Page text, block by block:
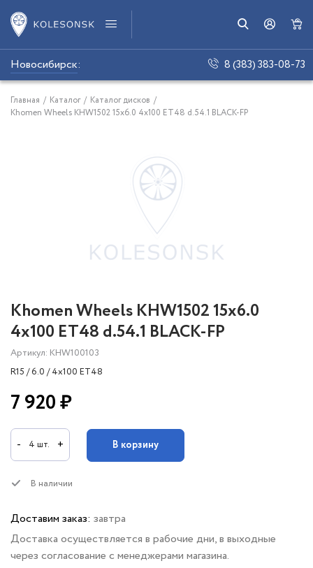
Новосибирск: 8 (383) 383-08-73
Главная / Каталог / Каталог дисков /
Khomen Wheels KHW1502 15x6.0 4x100 ET48 d.54.1 BLACK-FP
Khomen Wheels KHW1502 15x6.0
4x100 ET48 d.54.1 BLACK-FP
Артикул: KHW100103
R15 / 6.0 / 4x100 ET48
7 920 ₽
- 4 шт. + В корзину
В наличии
Доставим заказ: завтра
Доставка осуществляется в рабочие дни, в выходные
через согласование с менеджерами магазина.